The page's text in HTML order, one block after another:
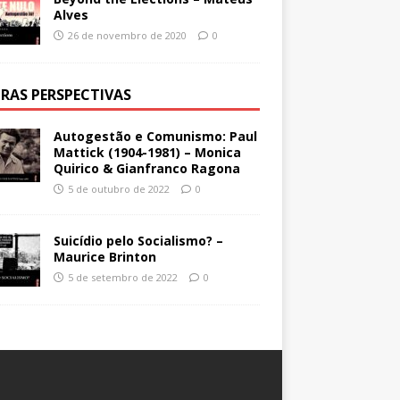
Alves
26 de novembro de 2020 0
PERSPECTIVAS
Autogestão e Comunismo: Paul
Mattick (1904-1981) – Monica
Quirico & Gianfranco Ragona
5 de outubro de 2022 0
Suicídio pelo Socialismo? –
Maurice Brinton
5 de setembro de 2022 0